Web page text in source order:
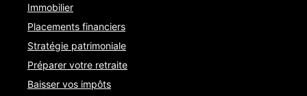
Immobilier
Placements financiers
Stratégie patrimoniale
Préparer votre retraite
Baisser vos impôts